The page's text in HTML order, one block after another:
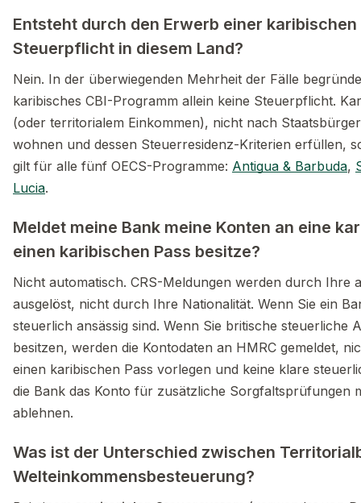
Entsteht durch den Erwerb einer
Steuerpflicht in diesem Land?
Nein. In der überwiegenden Mehrheit der Fälle
karibisches CBI-Programm allein keine Steuerpflicht.
(oder territorialem Einkommen), nicht nach
wohnen und dessen Steuerresidenz-Kriterien erfüllen,
gilt für alle fünf OECS-Programme: Antigua & Barbuda,
Lucia.
Meldet meine Bank meine Konten an eine
einen karibischen Pass besitze?
Nicht automatisch. CRS-Meldungen werden durch Ihre
ausgelöst, nicht durch Ihre Nationalität. Wenn Sie ein
steuerlich ansässig sind. Wenn Sie britische steuerliche
besitzen, werden die Kontodaten an HMRC gemeldet,
einen karibischen Pass vorlegen und keine klare
die Bank das Konto für zusätzliche Sorgfaltsprüfungen
ablehnen.
Was ist der Unterschied zwischen
Welteinkommensbesteuerung?